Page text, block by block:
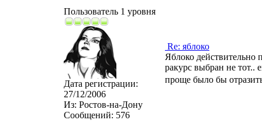
Пользователь 1 уровня
Дата регистрации:
27/12/2006
Из: Ростов-на-Дону
Сообщений: 576
Re: яблоко
Яблоко действительно
ракурс выбран не тот..
проще было бы